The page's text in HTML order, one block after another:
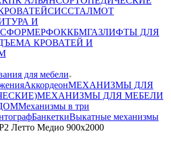
СИССТАЛМОТ
И
ФОККБМГАЗЛИФТЫ ДЛЯ
КРОВАТЕЙ И
для мебели
АккордеонМЕХАНИЗМЫ ДЛЯ
МЕХАНИЗМЫ ДЛЯ МЕБЕЛИ
Механизмы в три
БанкеткиВыкатные механизмы
Летто Медио 900х2000